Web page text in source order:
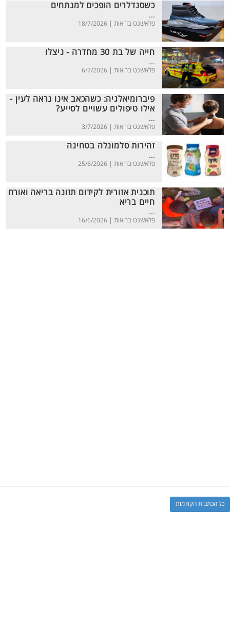
כשסנדלרים הופכים למנתחים
...
פלאשנט בריאות | 18/7/2026
חייה של בת 30 מחדרה - ניצלו
...
פלאשנט בריאות | 6/7/2026
פיברומיאלגיה: כשהכאב אינו נראה לעין -
אילו טיפולים עשויים לסייע?
...
פלאשנט בריאות | 3/7/2026
זהירות סלמונלה בטחינה
...
פלאשנט בריאות | 25/6/2026
תוכנית אזורית לקידום תזונה בריאה ואורח
חיים בריא
...
פלאשנט בריאות | 16/6/2026
כל הכתבות הקודמות